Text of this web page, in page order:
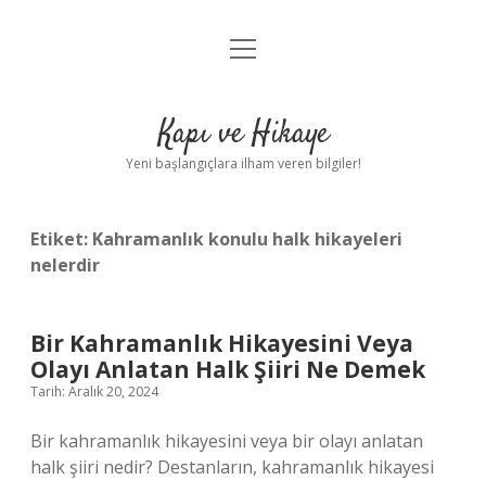
Anasayfa
Yasal Uyarı
menüyü
Kapı ve Hikaye
Yeni başlangıçlara ilham veren bilgiler!
Etiket: Kahramanlık konulu halk hikayeleri
nelerdir
Bir Kahramanlık Hikayesini Veya
Olayı Anlatan Halk Şiiri Ne Demek
Tarih: Aralık 20, 2024
Bir kahramanlık hikayesini veya bir olayı anlatan
halk şiiri nedir? Destanların, kahramanlık hikayesi